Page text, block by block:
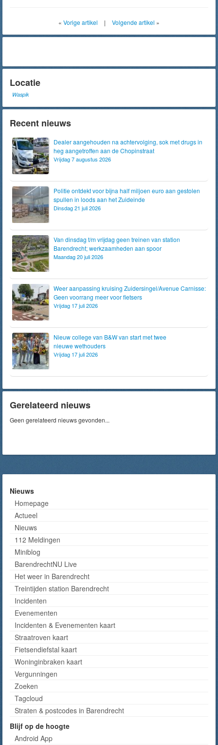
« Vorige artikel | Volgende artikel »
Locatie
Waspik
Recent nieuws
Dealer aangehouden na achtervolging, sok met drugs in
heg aangetroffen aan de Chopinstraat
Vrijdag 7 augustus 2026
Politie ontdekt voor bijna half miljoen euro aan gestolen
spullen in loods aan het Zuideinde
Dinsdag 21 juli 2026
Van dinsdag t/m vrijdag geen treinen van station
Barendrecht; werkzaamheden aan spoor
Maandag 20 juli 2026
Weer aanpassing kruising Zuidersingel/Avenue Carnisse:
Geen voorrang meer voor fietsers
Vrijdag 17 juli 2026
Nieuw college van B&W van start met twee
nieuwe wethouders
Vrijdag 17 juli 2026
Gerelateerd nieuws
Geen gerelateerd nieuws gevonden...
Nieuws
Homepage
Actueel
Nieuws
112 Meldingen
Miniblog
BarendrechtNU Live
Het weer in Barendrecht
Treintijden station Barendrecht
Incidenten
Evenementen
Incidenten & Evenementen kaart
Straatroven kaart
Fietsendiefstal kaart
Woninginbraken kaart
Vergunningen
Zoeken
Tagcloud
Straten & postcodes in Barendrecht
Blijf op de hoogte
Android App